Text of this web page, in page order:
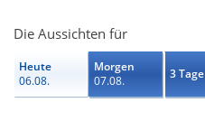
Die Aussichten für
Heute
06.08.
Morgen
07.08.
3 Tage